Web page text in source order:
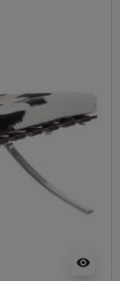
visibility